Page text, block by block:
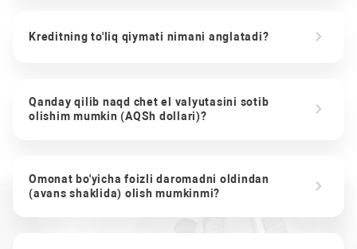
Kreditning to'liq qiymati nimani anglatadi?
Qanday qilib naqd chet el valyutasini sotib
olishim mumkin (AQSh dollari)?
Omonat bo'yicha foizli daromadni oldindan
(avans shaklida) olish mumkinmi?